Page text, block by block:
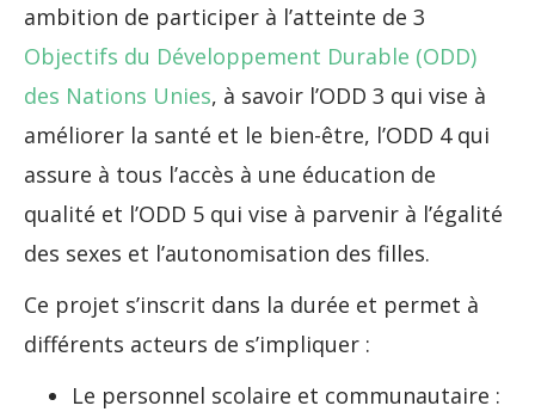
ambition de participer à l’atteinte de 3
Objectifs du Développement Durable (ODD)
des Nations Unies, à savoir l’ODD 3 qui vise à
améliorer la santé et le bien-être, l’ODD 4 qui
assure à tous l’accès à une éducation de
qualité et l’ODD 5 qui vise à parvenir à l’égalité
des sexes et l’autonomisation des filles.
Ce projet s’inscrit dans la durée et permet à
différents acteurs de s’impliquer :
Le personnel scolaire et communautaire :